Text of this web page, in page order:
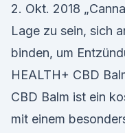
2. Okt. 2018
Lage zu sein, sich
binden, um
HEALTH+ CBD
CBD Balm ist ein
mit einem